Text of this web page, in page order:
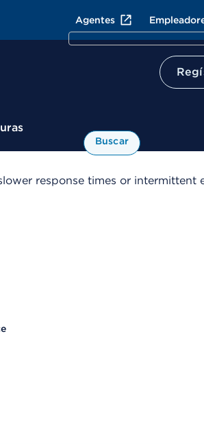
Agentes
Buscar
response times or intermittent